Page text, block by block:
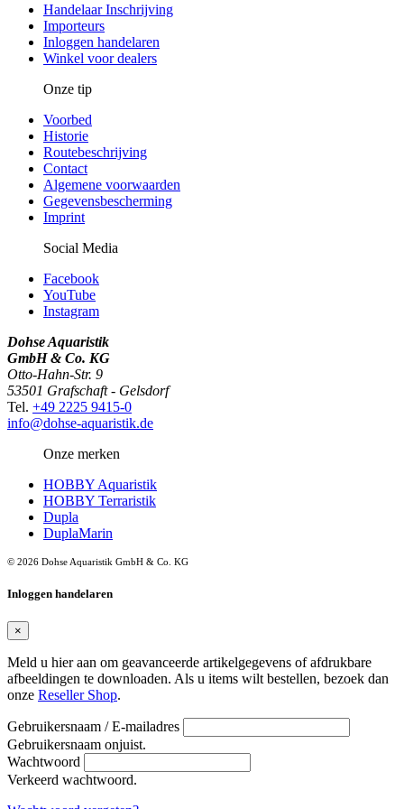
Handelaar Inschrijving
Importeurs
Inloggen handelaren
Winkel voor dealers
Onze tip
Voorbed
Historie
Routebeschrijving
Contact
Algemene voorwaarden
Gegevensbescherming
Imprint
Social Media
Facebook
YouTube
Instagram
Dohse Aquaristik
GmbH & Co. KG
Otto-Hahn-Str. 9
53501 Grafschaft - Gelsdorf
Tel. +49 2225 9415-0
info@dohse-aquaristik.de
Onze merken
HOBBY Aquaristik
HOBBY Terraristik
Dupla
DuplaMarin
© 2026 Dohse Aquaristik GmbH & Co. KG
Inloggen handelaren
×
Meld u hier aan om geavanceerde artikelgegevens of afdrukbare
afbeeldingen te downloaden. Als u items wilt bestellen, bezoek dan
onze Reseller Shop.
Gebruikersnaam / E-mailadres
Gebruikersnaam onjuist.
Wachtwoord
Verkeerd wachtwoord.